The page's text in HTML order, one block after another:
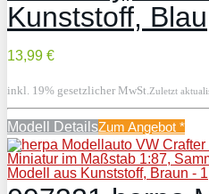
Kunststoff,
13,99 €
inkl. 19% gesetzlicher MwSt. Zuletzt
Modell DetailsZum Angebot *